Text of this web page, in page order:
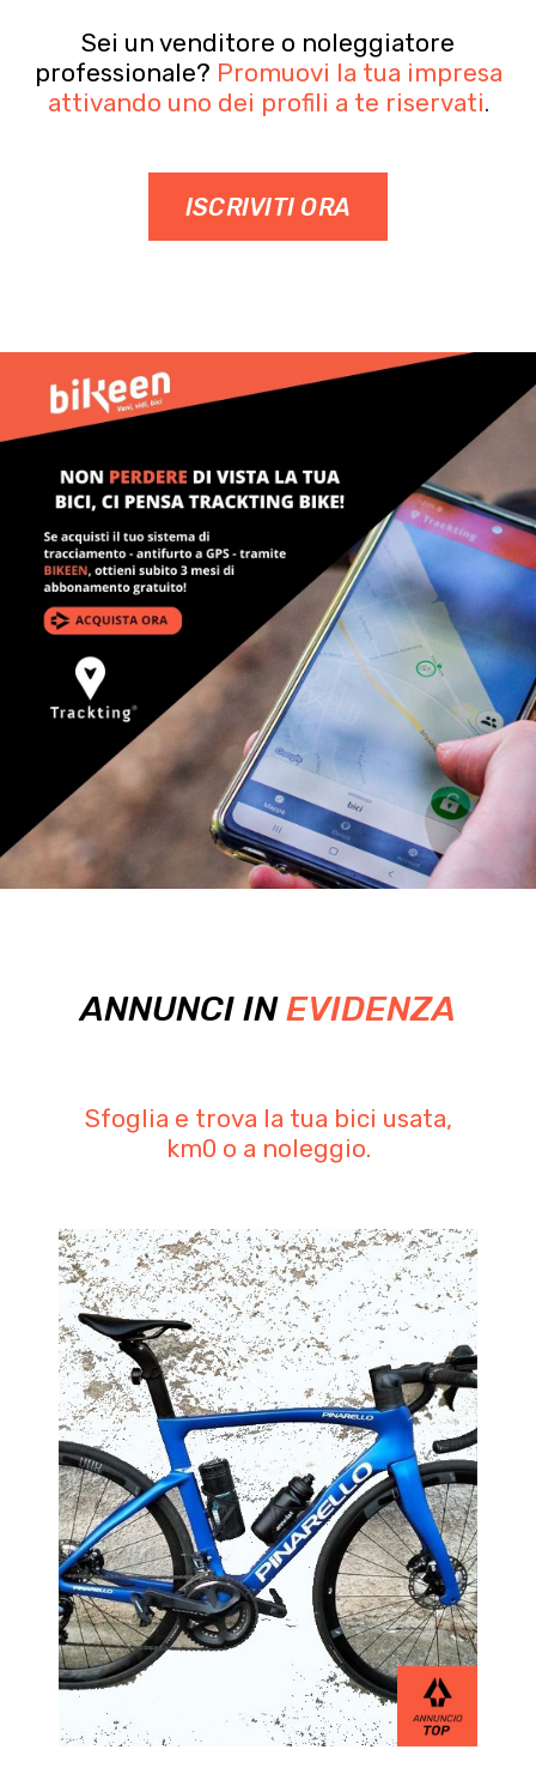
Sei un venditore o noleggiatore
professionale? Promuovi la tua impresa
attivando uno dei profili a te riservati.
ISCRIVITI ORA
ANNUNCI INEVIDENZA
Sfoglia e trova la tua bici usata,
km0 o a noleggio.